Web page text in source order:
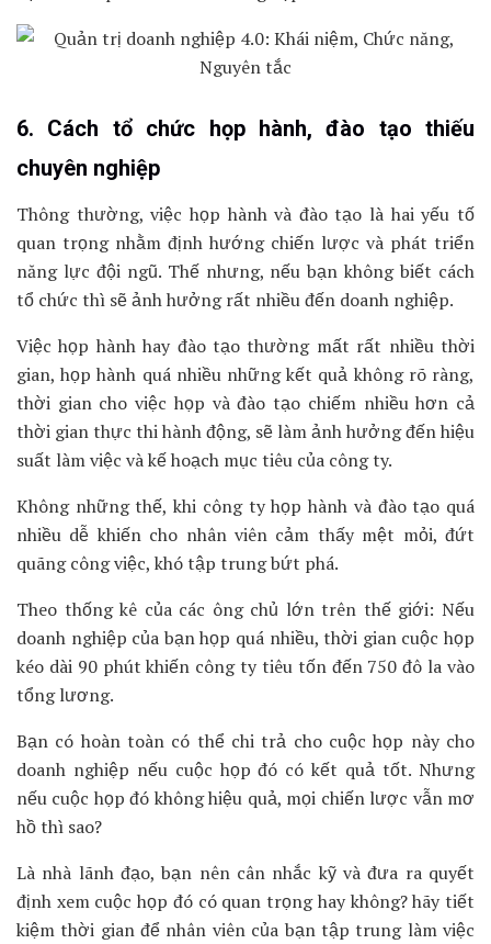
6. Cách tổ chức họp hành, đào tạo thiếu
chuyên nghiệp
Thông thường, việc họp hành và đào tạo là hai yếu tố
quan trọng nhằm định hướng chiến lược và phát triển
năng lực đội ngũ. Thế nhưng, nếu bạn không biết cách
tổ chức thì sẽ ảnh hưởng rất nhiều đến doanh nghiệp.
Việc họp hành hay đào tạo thường mất rất nhiều thời
gian, họp hành quá nhiều những kết quả không rõ ràng,
thời gian cho việc họp và đào tạo chiếm nhiều hơn cả
thời gian thực thi hành động, sẽ làm ảnh hưởng đến hiệu
suất làm việc và kế hoạch mục tiêu của công ty.
Không những thế, khi công ty họp hành và đào tạo quá
nhiều dễ khiến cho nhân viên cảm thấy mệt mỏi, đứt
quãng công việc, khó tập trung bứt phá.
Theo thống kê của các ông chủ lớn trên thế giới: Nếu
doanh nghiệp của bạn họp quá nhiều, thời gian cuộc họp
kéo dài 90 phút khiến công ty tiêu tốn đến 750 đô la vào
tổng lương.
Bạn có hoàn toàn có thể chi trả cho cuộc họp này cho
doanh nghiệp nếu cuộc họp đó có kết quả tốt. Nhưng
nếu cuộc họp đó không hiệu quả, mọi chiến lược vẫn mơ
hồ thì sao?
Là nhà lãnh đạo, bạn nên cân nhắc kỹ và đưa ra quyết
định xem cuộc họp đó có quan trọng hay không? hãy tiết
kiệm thời gian để nhân viên của bạn tập trung làm việc